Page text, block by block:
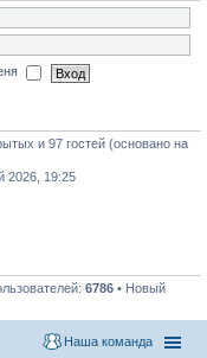
и 97 гостей (основано на
2026, 19:25
6786 • Новый
Наша команда